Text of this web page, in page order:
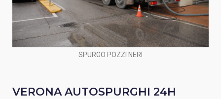
SPURGO POZZI NERI
VERONA AUTOSPURGHI 24H